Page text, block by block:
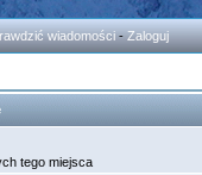
wiadomości-Zaloguj
tego miejsca